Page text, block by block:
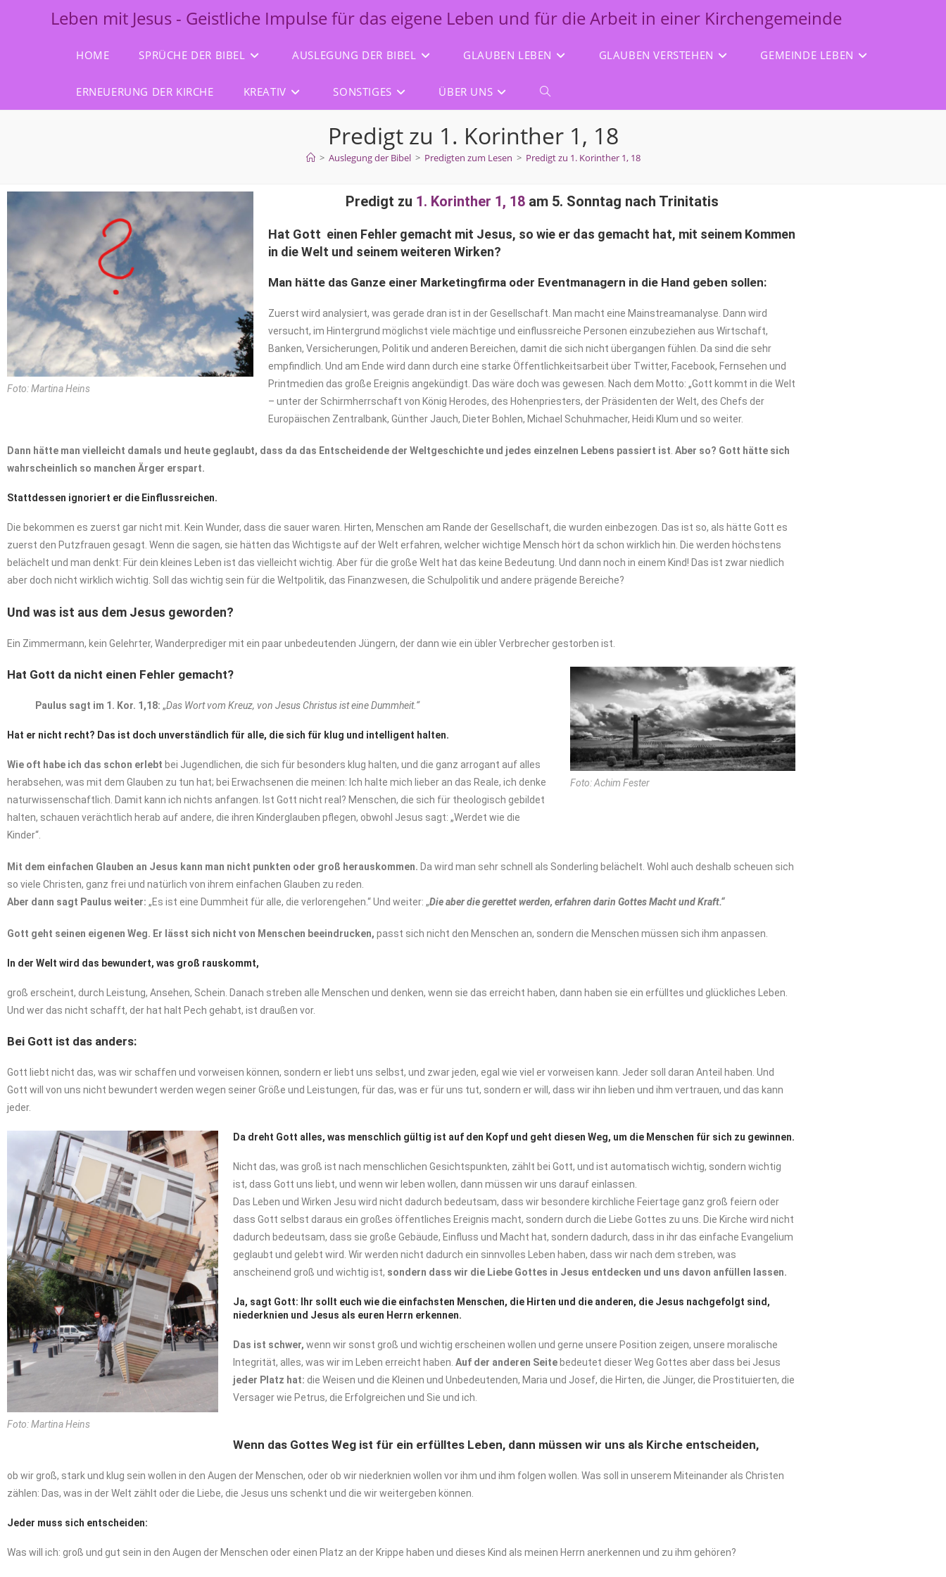
Leben mit Jesus - Geistliche Impulse für das eigene Leben und für die Arbeit in einer Kirchengemeinde
HOME SPRÜCHE DER BIBEL AUSLEGUNG DER BIBEL GLAUBEN LEBEN GLAUBEN VERSTEHEN GEMEINDE LEBEN
ERNEUERUNG DER KIRCHE KREATIV SONSTIGES ÜBER UNS
Predigt zu 1. Korinther 1, 18
> Auslegung der Bibel > Predigten zum Lesen > Predigt zu 1. Korinther 1, 18
Foto: Martina Heins
Predigt zu 1. Korinther 1, 18am 5. Sonntag nach Trinitatis
Hat Gott einen Fehler gemacht mit Jesus, so wie er das gemacht hat, mit seinem Kommen
in die Welt und seinem weiteren Wirken?
Man hätte das Ganze einer Marketingfirma oder Eventmanagern in die Hand geben sollen:
Zuerst wird analysiert, was gerade dran ist in der Gesellschaft. Man macht eine Mainstreamanalyse. Dann wird
versucht, im Hintergrund möglichst viele mächtige und einflussreiche Personen einzubeziehen aus Wirtschaft,
Banken, Versicherungen, Politik und anderen Bereichen, damit die sich nicht übergangen fühlen. Da sind die sehr
empfindlich. Und am Ende wird dann durch eine starke Öffentlichkeitsarbeit über Twitter, Facebook, Fernsehen und
Printmedien das große Ereignis angekündigt. Das wäre doch was gewesen. Nach dem Motto: „Gott kommt in die Welt
– unter der Schirmherrschaft von König Herodes, des Hohenpriesters, der Präsidenten der Welt, des Chefs der
Europäischen Zentralbank, Günther Jauch, Dieter Bohlen, Michael Schuhmacher, Heidi Klum und so weiter.
Dann hätte man vielleicht damals und heute geglaubt, dass da das Entscheidende der Weltgeschichte und jedes einzelnen Lebens passiert ist Aber so? Gott hätte sich
wahrscheinlich so manchen Ärger erspart.
Stattdessen ignoriert er die Einflussreichen.
Die bekommen es zuerst gar nicht mit. Kein Wunder, dass die sauer waren. Hirten, Menschen am Rande der Gesellschaft, die wurden einbezogen. Das ist so, als hätte Gott es
zuerst den Putzfrauen gesagt. Wenn die sagen, sie hätten das Wichtigste auf der Welt erfahren, welcher wichtige Mensch hört da schon wirklich hin. Die werden höchstens
belächelt und man denkt: Für dein kleines Leben ist das vielleicht wichtig. Aber für die große Welt hat das keine Bedeutung. Und dann noch in einem Kind! Das ist zwar niedlich
aber doch nicht wirklich wichtig. Soll das wichtig sein für die Weltpolitik, das Finanzwesen, die Schulpolitik und andere prägende Bereiche?
Und was ist aus dem Jesus geworden?
Ein Zimmermann, kein Gelehrter, Wanderprediger mit ein paar unbedeutenden Jüngern, der dann wie ein übler Verbrecher gestorben ist.
Foto: Achim Fester
Hat Gott da nicht einen Fehler gemacht?
Paulus sagt im 1. Kor. 1,18: „Das Wort vom Kreuz, von Jesus Christus ist eine Dummheit.“
Hat er nicht recht? Das ist doch unverständlich für alle, die sich für klug und intelligent halten.
Wie oft habe ich das schon erlebt bei Jugendlichen, die sich für besonders klug halten, und die ganz arrogant auf alles
herabsehen, was mit dem Glauben zu tun hat; bei Erwachsenen die meinen: Ich halte mich lieber an das Reale, ich denke
naturwissenschaftlich. Damit kann ich nichts anfangen. Ist Gott nicht real? Menschen, die sich für theologisch gebildet
halten, schauen verächtlich herab auf andere, die ihren Kinderglauben pflegen, obwohl Jesus sagt: „Werdet wie die
Kinder“.
Mit dem einfachen Glauben an Jesus kann man nicht punkten oder groß herauskommen. Da wird man sehr schnell als Sonderling belächelt. Wohl auch deshalb scheuen sich
so viele Christen, ganz frei und natürlich von ihrem einfachen Glauben zu reden.
Aber dann sagt Paulus weiter: „Es ist eine Dummheit für alle, die verlorengehen.“ Und weiter: „Die aber die gerettet werden, erfahren darin Gottes Macht und Kraft.“
Gott geht seinen eigenen Weg. Er lässt sich nicht von Menschen beeindrucken, passt sich nicht den Menschen an, sondern die Menschen müssen sich ihm anpassen.
In der Welt wird das bewundert, was groß rauskommt,
groß erscheint, durch Leistung, Ansehen, Schein. Danach streben alle Menschen und denken, wenn sie das erreicht haben, dann haben sie ein erfülltes und glückliches Leben.
Und wer das nicht schafft, der hat halt Pech gehabt, ist draußen vor.
Bei Gott ist das anders:
Gott liebt nicht das, was wir schaffen und vorweisen können, sondern er liebt uns selbst, und zwar jeden, egal wie viel er vorweisen kann. Jeder soll daran Anteil haben. Und
Gott will von uns nicht bewundert werden wegen seiner Größe und Leistungen, für das, was er für uns tut, sondern er will, dass wir ihn lieben und ihm vertrauen, und das kann
jeder.
Foto: Martina Heins
Da dreht Gott alles, was menschlich gültig ist auf den Kopf und geht diesen Weg, um die Menschen für sich zu gewinnen.
Nicht das, was groß ist nach menschlichen Gesichtspunkten, zählt bei Gott, und ist automatisch wichtig, sondern wichtig
ist, dass Gott uns liebt, und wenn wir leben wollen, dann müssen wir uns darauf einlassen.
Das Leben und Wirken Jesu wird nicht dadurch bedeutsam, dass wir besondere kirchliche Feiertage ganz groß feiern oder
dass Gott selbst daraus ein großes öffentliches Ereignis macht, sondern durch die Liebe Gottes zu uns. Die Kirche wird nicht
dadurch bedeutsam, dass sie große Gebäude, Einfluss und Macht hat, sondern dadurch, dass in ihr das einfache Evangelium
geglaubt und gelebt wird. Wir werden nicht dadurch ein sinnvolles Leben haben, dass wir nach dem streben, was
anscheinend groß und wichtig ist, sondern dass wir die Liebe Gottes in Jesus entdecken und uns davon anfüllen lassen.
Ja, sagt Gott: Ihr sollt euch wie die einfachsten Menschen, die Hirten und die anderen, die Jesus nachgefolgt sind,
niederknien und Jesus als euren Herrn erkennen.
Das ist schwer, wenn wir sonst groß und wichtig erscheinen wollen und gerne unsere Position zeigen, unsere moralische
Integrität, alles, was wir im Leben erreicht haben. Auf der anderen Seite bedeutet dieser Weg Gottes aber dass bei Jesus
jeder Platz hat: die Weisen und die Kleinen und Unbedeutenden, Maria und Josef, die Hirten, die Jünger, die Prostituierten, die
Versager wie Petrus, die Erfolgreichen und Sie und ich.
Wenn das Gottes Weg ist für ein erfülltes Leben, dann müssen wir uns als Kirche entscheiden,
ob wir groß, stark und klug sein wollen in den Augen der Menschen, oder ob wir niederknien wollen vor ihm und ihm folgen wollen. Was soll in unserem Miteinander als Christen
zählen: Das, was in der Welt zählt oder die Liebe, die Jesus uns schenkt und die wir weitergeben können.
Jeder muss sich entscheiden:
Was will ich: groß und gut sein in den Augen der Menschen oder einen Platz an der Krippe haben und dieses Kind als meinen Herrn anerkennen und zu ihm gehören?